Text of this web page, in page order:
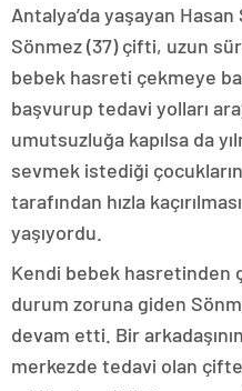
Antalya’da yaşayan
Sönmez (37) çifti, uzun
bebek hasreti çekmeye
başvurup tedavi yolları
umutsuzluğa kapılsa da
sevmek istediği
tarafından hızla
yaşıyordu.
Kendi bebek hasretinden
durum zoruna giden
devam etti. Bir
merkezde tedavi olan